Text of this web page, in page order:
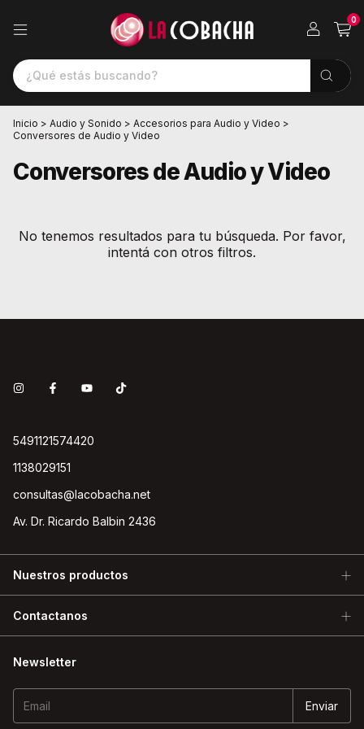
0
Inicio > Audio y Sonido > Accesorios para Audio y Video >
Conversores de Audio y Video
Conversores de Audio y Video
No tenemos resultados para tu búsqueda. Por favor,
intentá con otros filtros.
5491121574420
1138029151
consultas@lacobacha.net
Av. Dr. Ricardo Balbin 2436
Nuestros productos
Contactanos
Newsletter